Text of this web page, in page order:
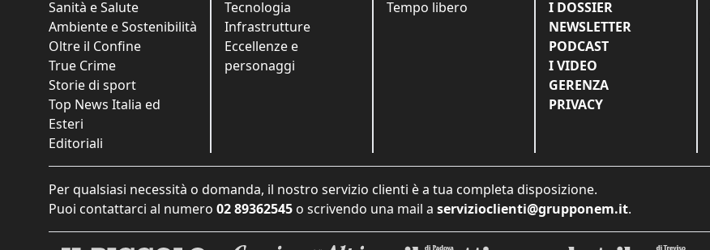
Sanità e Salute
Ambiente e Sostenibilità
Oltre il Confine
True Crime
Storie di sport
Top News Italia ed
Esteri
Editoriali
Tecnologia
Infrastrutture
Eccellenze e
personaggi
Tempo libero
I DOSSIER
NEWSLETTER
PODCAST
I VIDEO
GERENZA
PRIVACY
Per qualsiasi necessità o domanda, il nostro servizio clienti è a tua completa disposizione.
Puoi contattarci al numero 02 89362545 o scrivendo una mail a servizioclienti@grupponem.it.